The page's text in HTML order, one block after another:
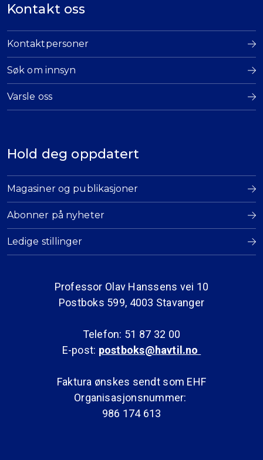
Kontakt oss
Kontaktpersoner
Søk om innsyn
Varsle oss
Hold deg oppdatert
Magasiner og publikasjoner
Abonner på nyheter
Ledige stillinger
Professor Olav Hanssens vei 10
Postboks 599, 4003 Stavanger
Telefon: 51 87 32 00
E-post: postboks@havtil.no
Faktura ønskes sendt som EHF
Organisasjonsnummer:
986 174 613